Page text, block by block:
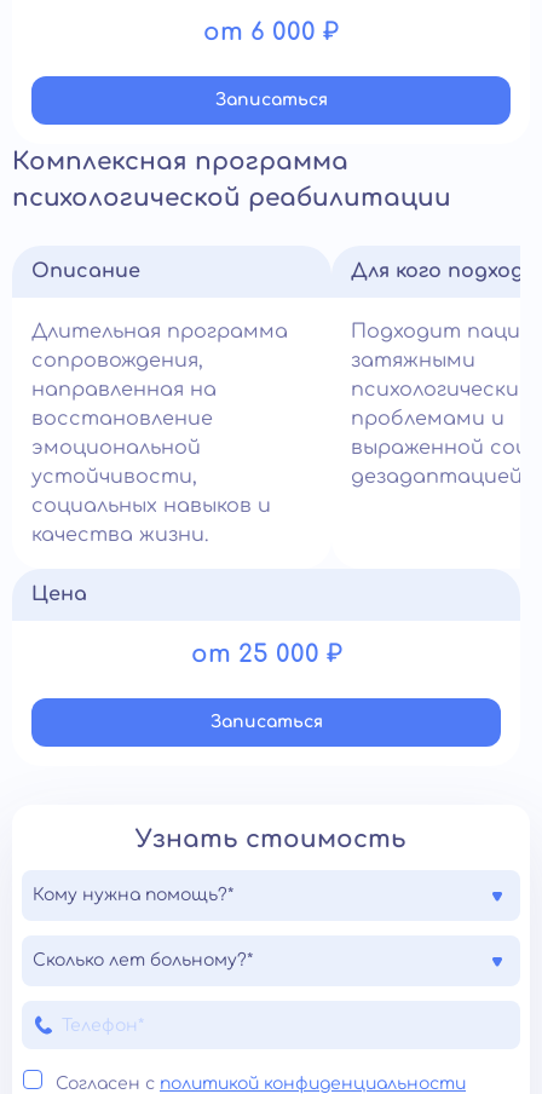
от 6 000 ₽
Записатьcя
Комплексная программа
психологической реабилитации
Описание
Длительная программа
сопровождения,
направленная на
восстановление
эмоциональной
устойчивости,
социальных навыков и
качества жизни.
Для кого
Подходит
затяжными
проблемами и
выраженной
дезадаптацией.
Цена
от 25 000 ₽
Записатьcя
Узнать стоимость
Кому нужна помощь?*
Сколько лет больному?*
Согласен с политикой конфиденциальности